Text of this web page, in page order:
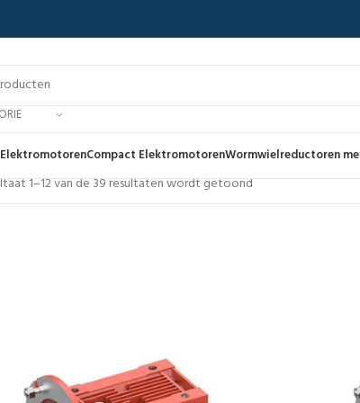
Compact ElektromotorenWormwielreductoren
1–12 van de 39 resultaten wordt getoond